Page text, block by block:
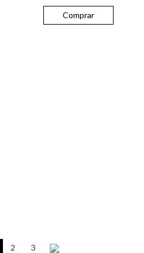
Comprar
2 3